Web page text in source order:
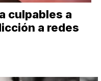
culpables a
a redes